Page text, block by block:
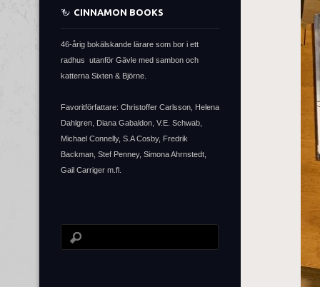
CINNAMON BOOKS
46-årig bokälskande lärare som bor i ett
radhus utanför Gävle med sambon och
katterna Sixten & Björne.
Favoritförfattare: Christoffer Carlsson, Helena
Dahlgren, Diana Gabaldon, V.E. Schwab,
Michael Connelly, S.A Cosby, Fredrik
Backman, Stef Penney, Simona Ahrnstedt,
Gail Carriger m.fl.